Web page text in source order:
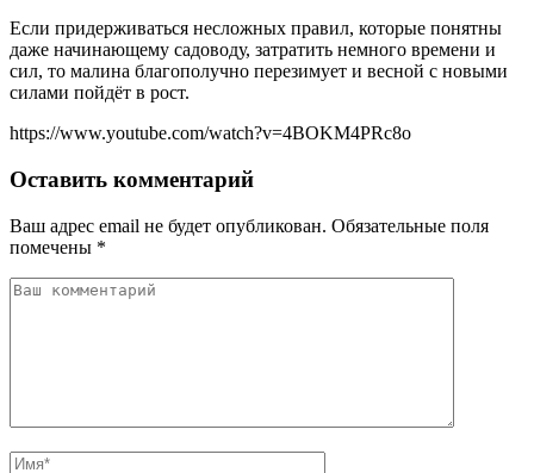
Если придерживаться несложных правил, которые понятны
даже начинающему садоводу, затратить немного времени и
сил, то малина благополучно перезимует и весной с новыми
силами пойдёт в рост.
https://www.youtube.com/watch?v=4BOKM4PRc8o
Оставить комментарий
Ваш адрес email не будет опубликован. Обязательные поля
помечены *